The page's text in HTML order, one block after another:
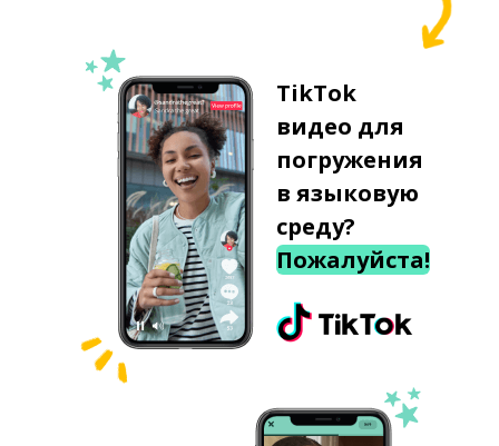
TikTok
видео для
погружения
в языковую
среду?
Пожалуйста!